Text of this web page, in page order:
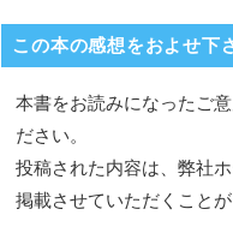
この本の感想をおよせ下
本書をお読みになったご
ださい。
投稿された内容は、弊社
掲載させていただくことが